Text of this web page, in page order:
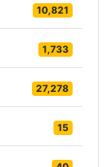
10,821
1,733
27,278
15